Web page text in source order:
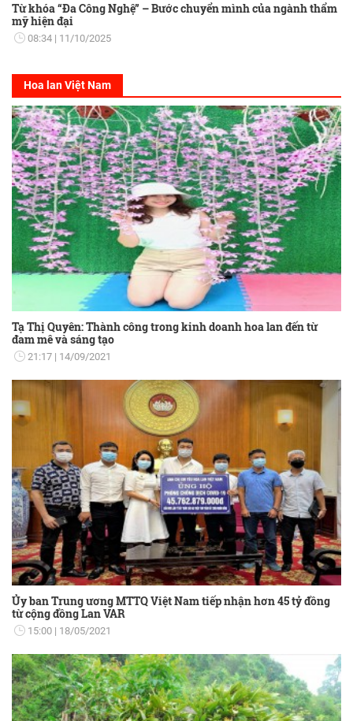
Từ khóa “Đa Công Nghệ” – Bước chuyển mình của ngành thẩm
mỹ hiện đại
08:34 11/10/2025
Hoa lan Việt Nam
Tạ Thị Quyên: Thành công trong kinh doanh hoa lan đến từ
đam mê và sáng tạo
21:17 14/09/2021
Ủy ban Trung ương MTTQ Việt Nam tiếp nhận hơn 45 tỷ đồng
từ cộng đồng Lan VAR
15:00 18/05/2021